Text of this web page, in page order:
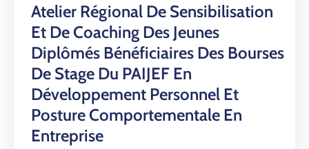
Atelier Régional De Sensibilisation
Et De Coaching Des Jeunes
Diplômés Bénéficiaires Des Bourses
De Stage Du PAIJEF En
Développement Personnel Et
Posture Comportementale En
Entreprise